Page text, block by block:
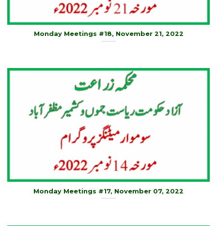
Monday Meetings #18, November 21, 2022
Monday Meetings #17, November 07, 2022